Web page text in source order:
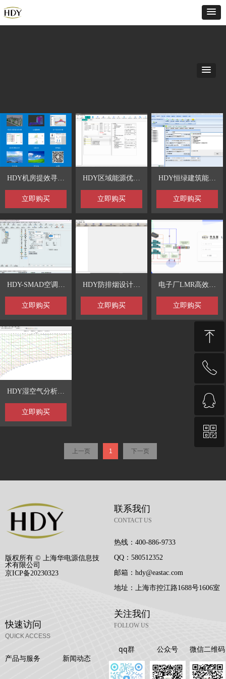
HDY机房提效寻优
及综合能源利用分
立即购买
HDY区域能源优化
设计分析软件
立即购买
HDY恒绿建筑能耗
分析软件
立即购买
HDY-SMAD空调负
荷计算及分析软件
立即购买
HDY防排烟设计软
件
立即购买
电子厂LMR高效机
房模拟-寻优软件
立即购买
HDY湿空气分析大
师焓湿图软件
立即购买
上一页 1 下一页
版权所有 © 上海华电源信息技
术有限公司
京ICP备20230323
热线： 400-886-9733
QQ： 580512352
邮箱： hdy@eastac.com
地址： 上海市控江路1688号1606室
联系我们
CONTACT US
产品与服务
快速访问
QUICK ACCESS
新闻动态
关注我们
FOLLOW US
公众号 微信二维码
qq群
ꁸ
回到顶部
ꂅ
400-886-9733
ꁗ
QQ客服
ꀥ